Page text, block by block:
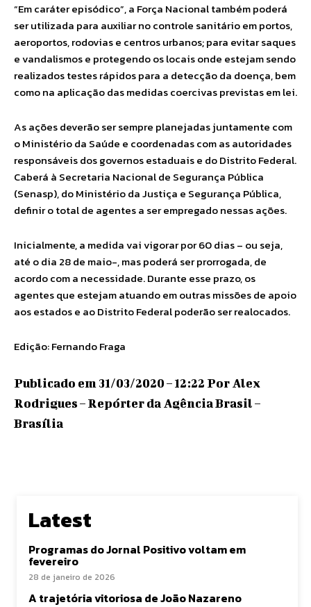
“Em caráter episódico”, a Força Nacional também poderá
ser utilizada para auxiliar no controle sanitário em portos,
aeroportos, rodovias e centros urbanos; para evitar saques
e vandalismos e protegendo os locais onde estejam sendo
realizados testes rápidos para a detecção da doença, bem
como na aplicação das medidas coercivas previstas em lei.
As ações deverão ser sempre planejadas juntamente com
o Ministério da Saúde e coordenadas com as autoridades
responsáveis dos governos estaduais e do Distrito Federal.
Caberá à Secretaria Nacional de Segurança Pública
(Senasp), do Ministério da Justiça e Segurança Pública,
definir o total de agentes a ser empregado nessas ações.
Inicialmente, a medida vai vigorar por 60 dias – ou seja,
até o dia 28 de maio-, mas poderá ser prorrogada, de
acordo com a necessidade. Durante esse prazo, os
agentes que estejam atuando em outras missões de apoio
aos estados e ao Distrito Federal poderão ser realocados.
Edição: Fernando Fraga
Publicado em 31/03/2020 – 12:22 Por Alex
Rodrigues – Repórter da Agência Brasil –
Brasília
Latest
Programas do Jornal Positivo voltam em
fevereiro
28 de janeiro de 2026
A trajetória vitoriosa de João Nazareno